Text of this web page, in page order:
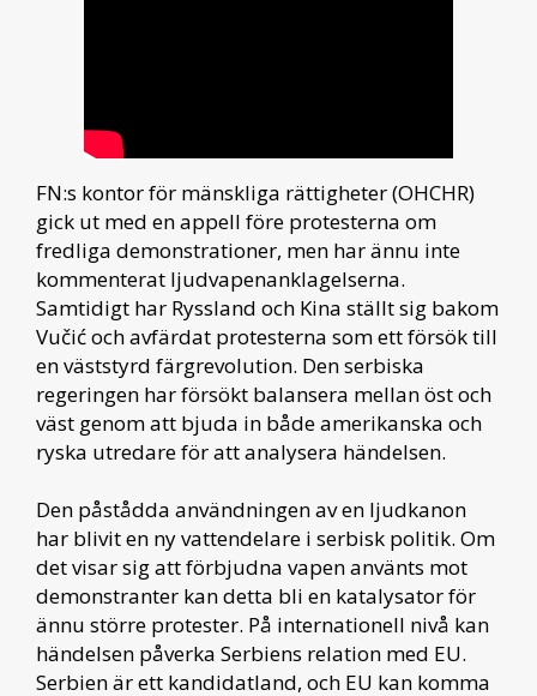
FN:s kontor för mänskliga rättigheter (OHCHR)
gick ut med en appell före protesterna om
fredliga demonstrationer, men har ännu inte
kommenterat ljudvapenanklagelserna.
Samtidigt har Ryssland och Kina ställt sig bakom
Vučić och avfärdat protesterna som ett försök till
en väststyrd färgrevolution. Den serbiska
regeringen har försökt balansera mellan öst och
väst genom att bjuda in både amerikanska och
ryska utredare för att analysera händelsen.
Den påstådda användningen av en ljudkanon
har blivit en ny vattendelare i serbisk politik. Om
det visar sig att förbjudna vapen använts mot
demonstranter kan detta bli en katalysator för
ännu större protester. På internationell nivå kan
händelsen påverka Serbiens relation med EU.
Serbien är ett kandidatland, och EU kan komma